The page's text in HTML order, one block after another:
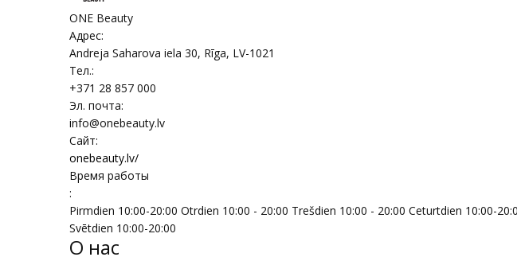
ONE Beauty
Адрес:
Andreja Saharova iela 30, Rīga, LV-1021
Тел.:
+371 28 857 000
Эл. почта:
info@onebeauty.lv
Сайт:
onebeauty.lv/
Время работы
:
Pirmdien 10:00-20:00 Otrdien 10:00 - 20:00 Trešdien 10:00 - 20:00 Ceturtdien 10:00-
Svētdien 10:00-20:00
О нас